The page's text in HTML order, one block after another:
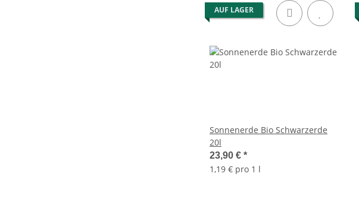
AUF LAGER
Sonnenerde Bio Schwarzerde
20l
23,90 € *
1,19 € pro 1 l